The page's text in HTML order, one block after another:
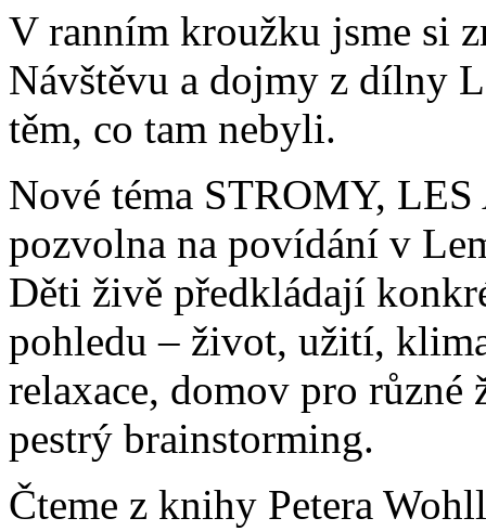
V ranním kroužku jsme si
Návštěvu a dojmy z dílny
těm, co tam nebyli.
Nové téma STROMY,
pozvolna na povídání v
Děti živě předkládají
pohledu – život, užití,
relaxace, domov pro
pestrý brainstorming.
Čteme z knihy Petera